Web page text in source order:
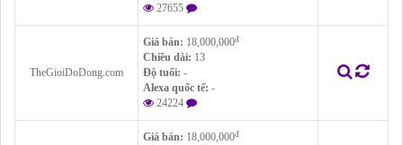
27655
TheGioiDoDong.com
Giá bán: 18,000,000đ
Chiều dài: 13
Độ tuổi: -
Alexa quốc tế: -
24224
Giá bán: 18,000,000đ